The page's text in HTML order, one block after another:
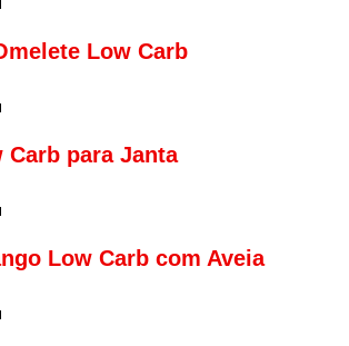
Low Carb
Carb para Janta
Low Carb com Aveia